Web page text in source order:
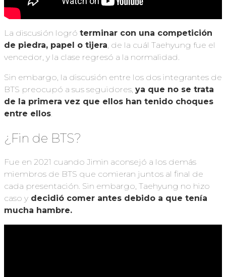
La discusión logró terminar con una competición
de piedra, papel o tijera , de la cuál Taehyung fue el
vencedor, y la clase regresó a la normalidad.
Sin embargo, la discusión entre los dos integrantes de
BTS preocupó a sus seguidores, ya que no se trata
de la primera vez que ellos han tenido choques
entre ellos
¿Fin de BTS?
Fue en 2021 cuando Jimin aconsejó a los demás
miembros de BTS que comieran juntos al final de
cada presentación. Sin embargo, Taehyung no hizo
caso y decidió comer antes debido a que tenía
mucha hambre.